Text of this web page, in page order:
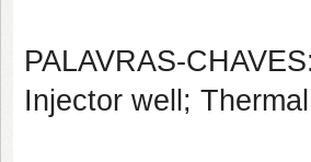
PALAVRAS-CHAVES:
Injector well;